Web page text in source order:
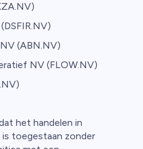
(ABN.NV)
NV (FLOW.NV)
het handelen in
is toegestaan zonder